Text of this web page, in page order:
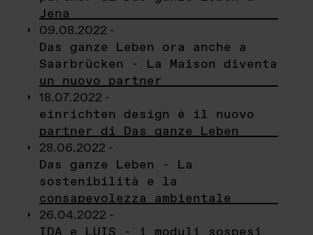
Jena
09.08.2022 -
Das ganze Leben ora anche a
Saarbrücken - La Maison diventa
un nuovo partner
18.07.2022 -
einrichten design è il nuovo
partner di Das ganze Leben
28.06.2022 -
Das ganze Leben - La
sostenibilità e la
consapevolezza ambientale
26.04.2022 -
IDA e LUIS - i moduli sospesi